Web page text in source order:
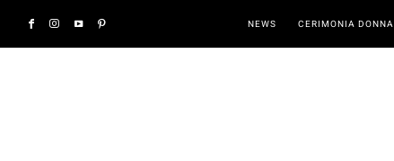
NEWS CERIMONIA DONNA